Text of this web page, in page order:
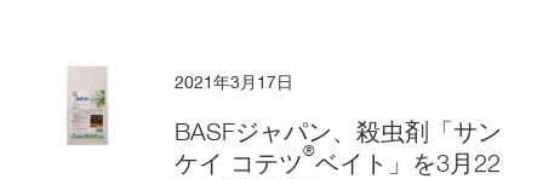
2021年3月17日
BASFジャパン、殺虫剤「サン
ケイ コテツ®ベイト」を3月22